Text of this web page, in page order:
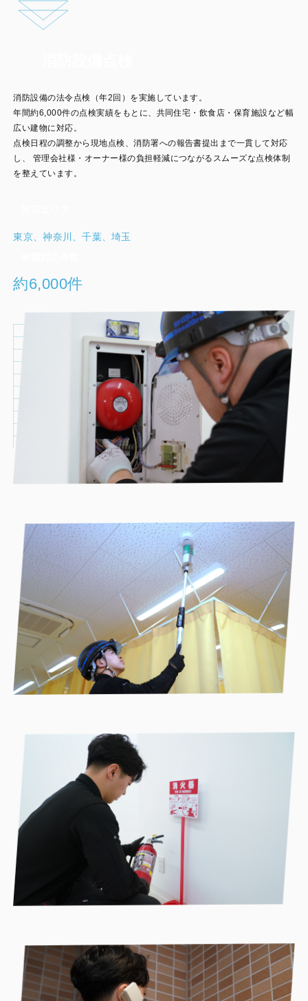
消防設備の法令点検（年2回）を実施しています。
年間約6,000件の点検実績をもとに、共同住宅・飲食店・保育施設など幅
広い建物に対応。
点検日程の調整から現地点検、消防署への報告書提出まで一貫して対応
し、
管理会社様・オーナー様の負担軽減につながるスムーズな点検体制
を整えています。
東京、神奈川、千葉、埼玉
約6,000件